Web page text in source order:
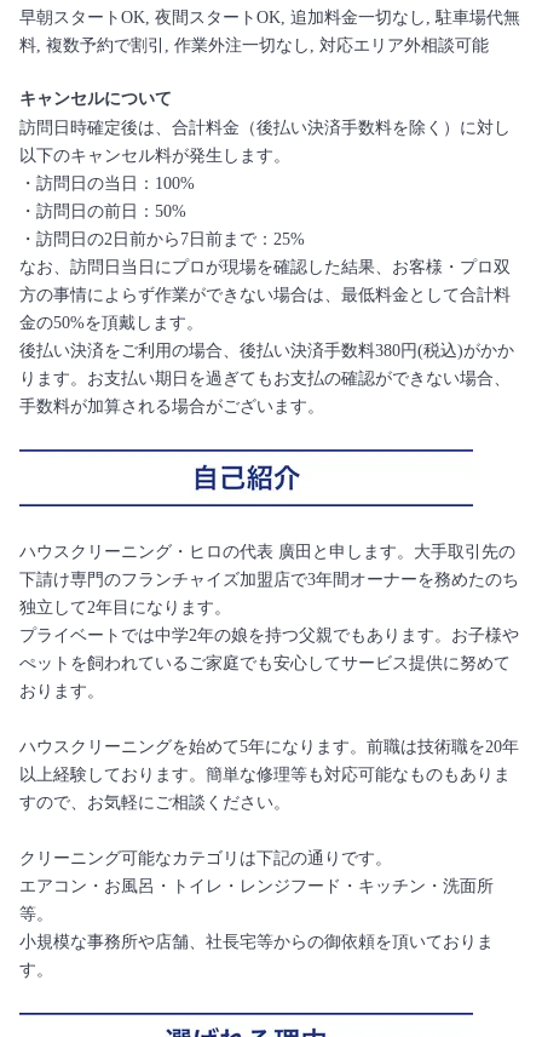
早朝スタートOK, 夜間スタートOK, 追加料金一切なし, 駐車場代無
料, 複数予約で割引, 作業外注一切なし, 対応エリア外相談可能
キャンセルについて
訪問日時確定後は、合計料金（後払い決済手数料を除く）に対し
以下のキャンセル料が発生します。
・訪問日の当日：100%
・訪問日の前日：50%
・訪問日の2日前から7日前まで：25%
なお、訪問日当日にプロが現場を確認した結果、お客様・プロ双
方の事情によらず作業ができない場合は、最低料金として合計料
金の50%を頂戴します。
後払い決済をご利用の場合、後払い決済手数料380円(税込)がかか
ります。お支払い期日を過ぎてもお支払の確認ができない場合、
手数料が加算される場合がございます。
ハウスクリーニング・ヒロの代表 廣田と申します。大手取引先の
下請け専門のフランチャイズ加盟店で3年間オーナーを務めたのち
独立して2年目になります。
プライベートでは中学2年の娘を持つ父親でもあります。お子様や
ぺットを飼われているご家庭でも安心してサービス提供に努めて
おります。
ハウスクリーニングを始めて5年になります。前職は技術職を20年
以上経験しております。簡単な修理等も対応可能なものもありま
すので、お気軽にご相談ください。
クリーニング可能なカテゴリは下記の通りです。
エアコン・お風呂・トイレ・レンジフード・キッチン・洗面所
等。
小規模な事務所や店舗、社長宅等からの御依頼を頂いておりま
す。